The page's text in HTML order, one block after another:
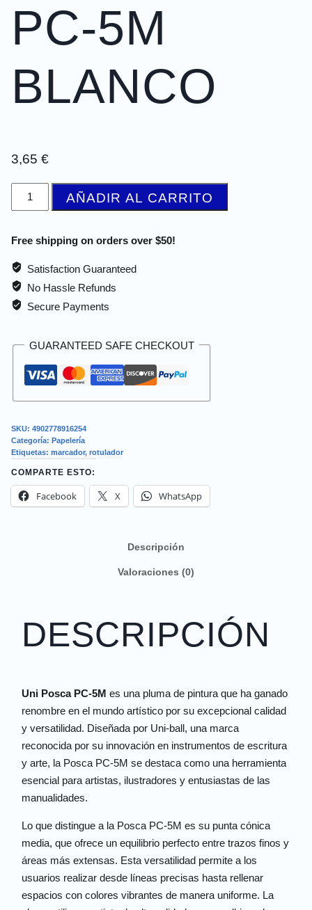
PC-5M
BLANCO
3,65 €
AÑADIR AL CARRITO
Free shipping on orders over $50!
Satisfaction Guaranteed
No Hassle Refunds
Secure Payments
GUARANTEED SAFE CHECKOUT
SKU: 4902778916254
Categoría: Papelería
Etiquetas: marcador, rotulador
COMPARTE ESTO:
Facebook X WhatsApp
Descripción
Valoraciones (0)
DESCRIPCIÓN
Uni Posca PC-5M es una pluma de pintura que ha ganado
renombre en el mundo artístico por su excepcional calidad
y versatilidad. Diseñada por Uni-ball, una marca
reconocida por su innovación en instrumentos de escritura
y arte, la Posca PC-5M se destaca como una herramienta
esencial para artistas, ilustradores y entusiastas de las
manualidades.
Lo que distingue a la Posca PC-5M es su punta cónica
media, que ofrece un equilibrio perfecto entre trazos finos y
áreas más extensas. Esta versatilidad permite a los
usuarios realizar desde líneas precisas hasta rellenar
espacios con colores vibrantes de manera uniforme. La